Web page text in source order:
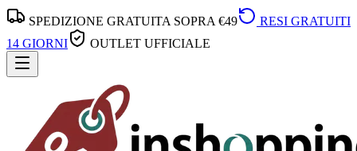
SPEDIZIONE GRATUITA SOPRA €49
RESI GRATUITI
14 GIORNI
OUTLET UFFICIALE